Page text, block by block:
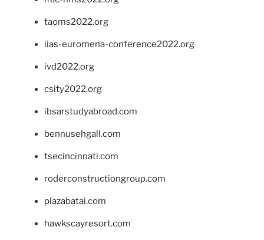
taoms2022.org
iias-euromena-conference2022.org
ivd2022.org
csity2022.org
ibsarstudyabroad.com
bennusehgall.com
tsecincinnati.com
roderconstructiongroup.com
plazabatai.com
hawkscayresort.com